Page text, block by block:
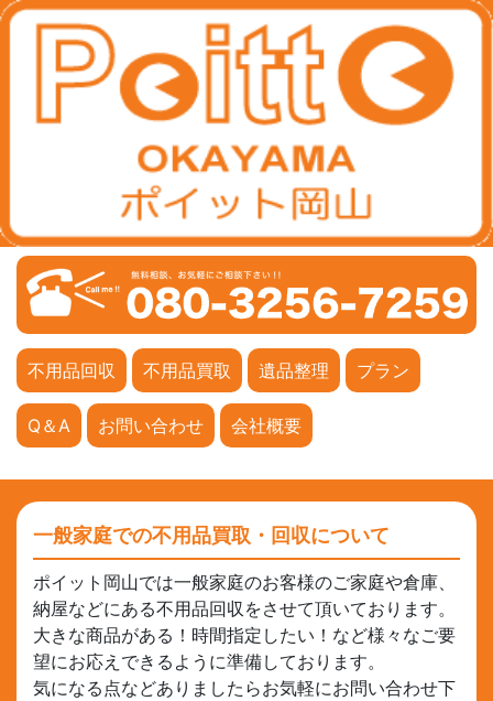
不用品回収 不用品買取 遺品整理 プラン
Q＆A お問い合わせ 会社概要
一般家庭での不用品買取・回収について
ポイット岡山では一般家庭のお客様のご家庭や倉庫、
納屋などにある不用品回収をさせて頂いております。
大きな商品がある！時間指定したい！など様々なご要
望にお応えできるように準備しております。
気になる点などありましたらお気軽にお問い合わせ下